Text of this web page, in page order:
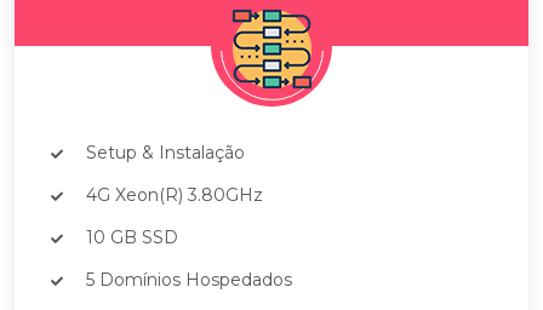
Setup & Instalação
4G Xeon(R) 3.80GHz
10 GB SSD
5 Domínios Hospedados